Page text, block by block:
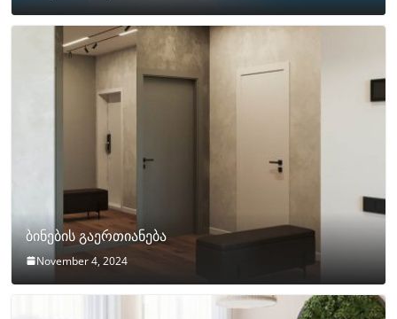
ბინების გაერთიანება
November 4, 2024